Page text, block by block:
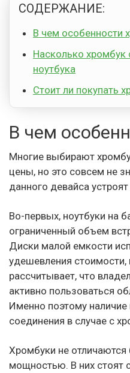
СОДЕРЖАНИЕ:
В чем особенности
Насколько хромбук
ноутбука
Стоит ли покупать
В чем
Многие выбирают
цены, но это совсем не
данного девайса
Во-первых, ноутбуки на
ограниченный объем
Диски малой емкости
удешевления стоимости,
рассчитывает, что
активно пользоваться
Именно поэтому наличие
соединения в случае с
Хромбуки не
мощностью. В них стоят